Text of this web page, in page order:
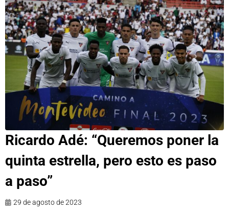
Ricardo Adé: “Queremos poner la
quinta estrella, pero esto es paso
a paso”
29 de agosto de 2023